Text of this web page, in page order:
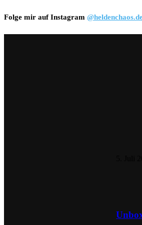
Folge mir auf Instagram